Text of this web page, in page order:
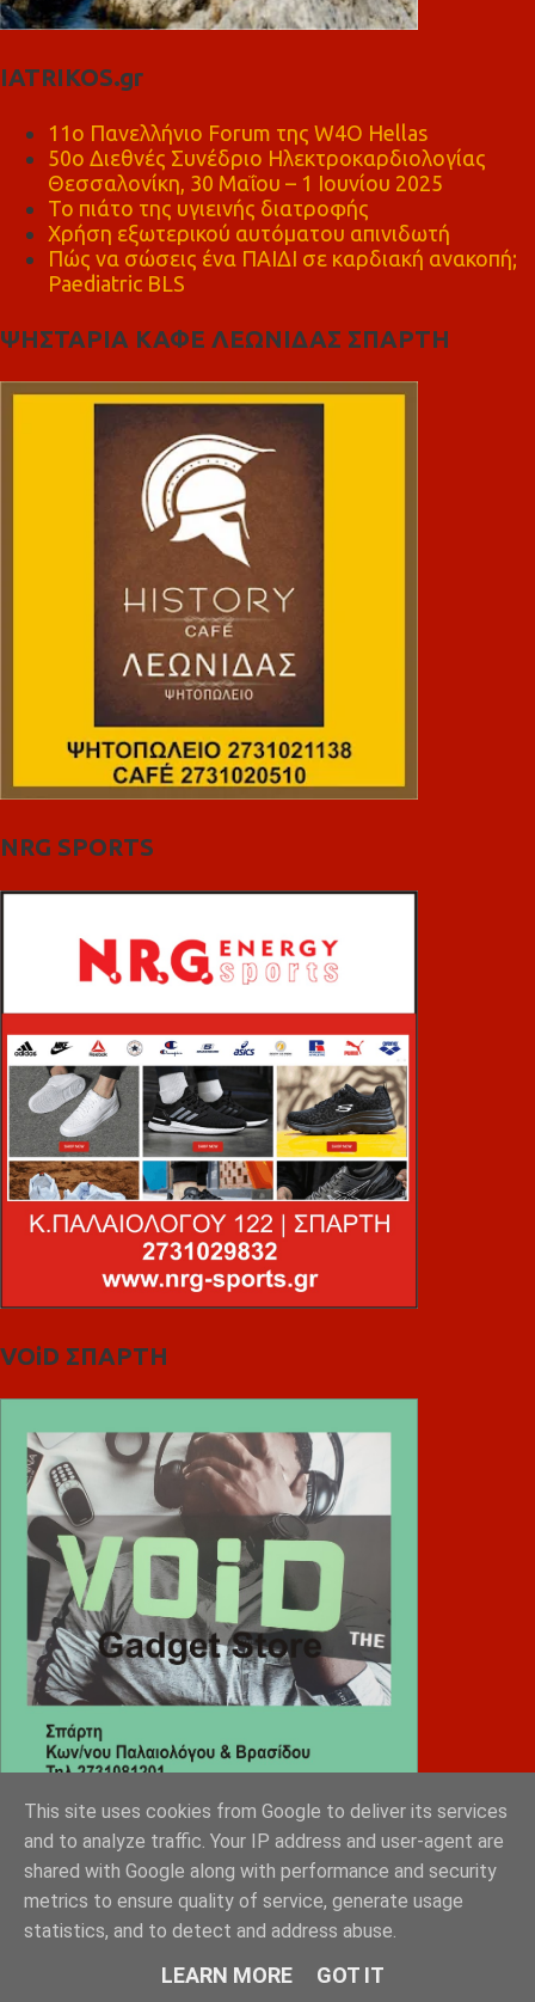
IATRIKOS.gr
11ο Πανελλήνιο Forum της W4O Hellas
50ο Διεθνές Συνέδριο Ηλεκτροκαρδιολογίας
Θεσσαλονίκη, 30 Μαΐου – 1 Ιουνίου 2025
Το πιάτο της υγιεινής διατροφής
Χρήση εξωτερικού αυτόματου απινιδωτή
Πώς να σώσεις ένα ΠΑΙΔΙ σε καρδιακή ανακοπή;
Paediatric BLS
ΨΗΣΤΑΡΙΑ ΚΑΦΕ ΛΕΩΝΙΔΑΣ ΣΠΑΡΤΗ
NRG SPORTS
VOiD ΣΠΑΡΤΗ
Diafimistes.gr
This site uses cookies from Google to deliver its services
and to analyze traffic. Your IP address and user-agent are
shared with Google along with performance and security
metrics to ensure quality of service, generate usage
statistics, and to detect and address abuse.
LEARN MORE GOT IT